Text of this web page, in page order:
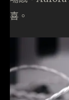
喜。